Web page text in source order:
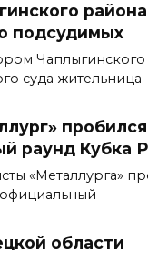
подсудимых
Чаплыгинского
суда жительница
раунд Кубка
«Металлурга»
области